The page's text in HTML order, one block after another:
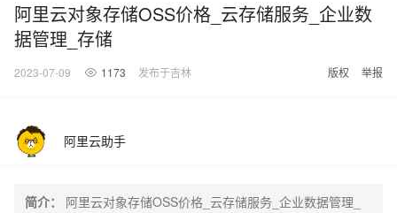
阿里云对象存储OSS价格_云存储服务_企业数
据管理_存储
2023-07-09 1173 发布于吉林 版权 举报
阿里云助手
简介：
阿里云对象存储OSS价格_云存储服务_企业数据管理_